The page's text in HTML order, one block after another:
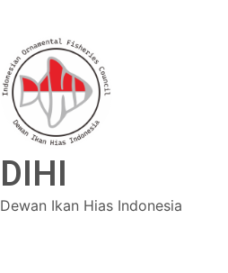
DIHI
Dewan Ikan Hias Indonesia